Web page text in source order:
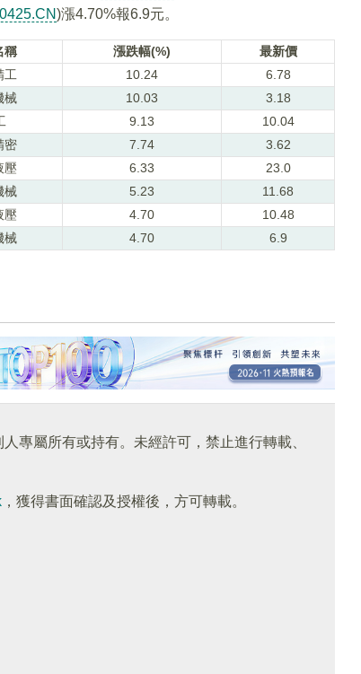
)漲4.70%報6.9元。
稱 漲跌幅(%)
最新價
工 10.24
6.78
械 10.03
3.18
9.13
10.04
密 7.74
3.62
壓 6.33
23.0
械 5.23
11.68
壓 4.70
10.48
械 4.70 6.9
專屬所有或持有。未經許可，禁止進行轉載、
，獲得書面確認及授權後，方可轉載。